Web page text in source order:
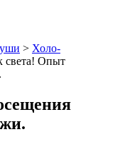
> Холо-
света! Опыт